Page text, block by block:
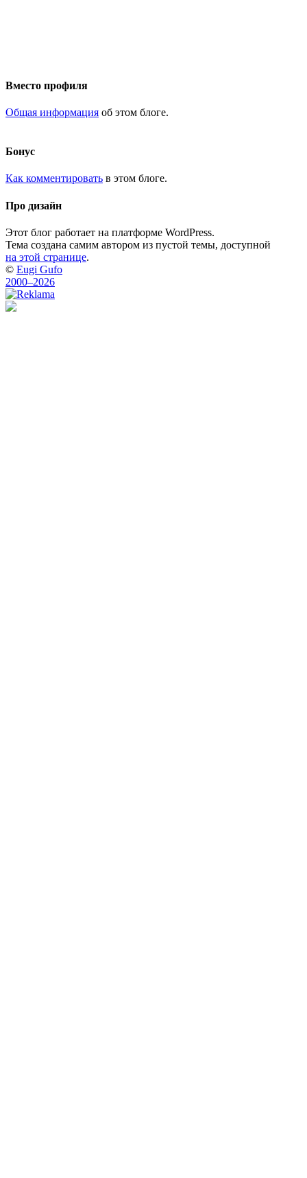
Вместо профиля
Общая информация об этом блоге.
Бонус
Как комментировать в этом блоге.
Про дизайн
Этот блог работает на платформе WordPress.
Тема создана самим автором из пустой темы, доступной
на этой странице.
© Eugi Gufo
2000–2026